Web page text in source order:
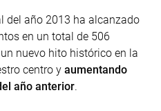
del año 2013 ha alcanzado
en un total de 506
nuevo hito histórico en la
centro yaumentando
año anterior.